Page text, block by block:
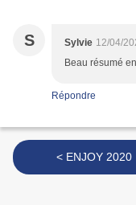
S Sylvie 12/04/
Beau résumé
Répondre
< ENJOY 2020